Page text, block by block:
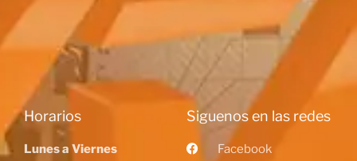
Horarios
Lunes a Viernes
Siguenos en las redes
Facebook